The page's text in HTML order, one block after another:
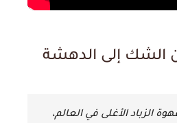
الشك إلى الدهشة
الزباد الأغلى في العالم،